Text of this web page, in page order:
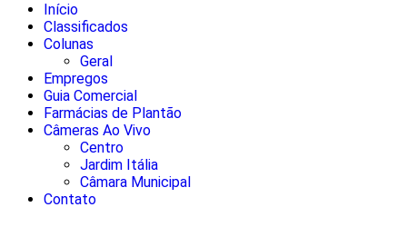
Início
Classificados
Colunas
Geral
Empregos
Guia Comercial
Farmácias de Plantão
Câmeras Ao Vivo
Centro
Jardim Itália
Câmara Municipal
Contato